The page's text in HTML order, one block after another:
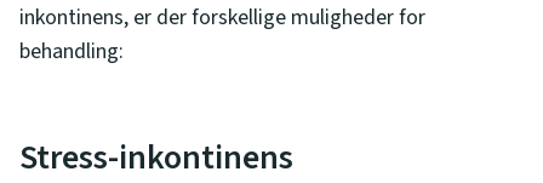
inkontinens, er der forskellige muligheder for
behandling:
Stress-inkontinens